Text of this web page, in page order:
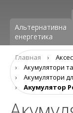
Альтернативна
енергетика
Главная ›
›
Aкумулятори
›
Акумулятори
›
Акумулятор